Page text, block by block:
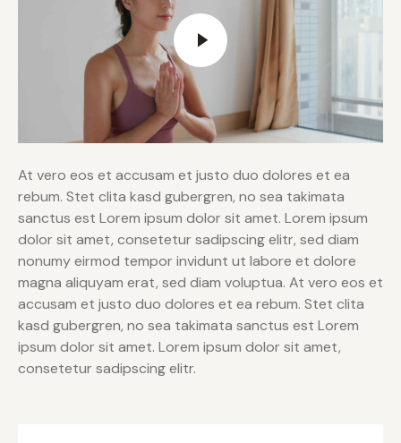
At vero eos et accusam et justo duo dolores et ea
rebum. Stet clita kasd gubergren, no sea takimata
sanctus est Lorem ipsum dolor sit amet. Lorem ipsum
dolor sit amet, consetetur sadipscing elitr, sed diam
nonumy eirmod tempor invidunt ut labore et dolore
magna aliquyam erat, sed diam voluptua. At vero eos et
accusam et justo duo dolores et ea rebum. Stet clita
kasd gubergren, no sea takimata sanctus est Lorem
ipsum dolor sit amet. Lorem ipsum dolor sit amet,
consetetur sadipscing elitr.